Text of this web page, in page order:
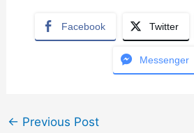
Facebook Twitter
Messenger
← Previous Post